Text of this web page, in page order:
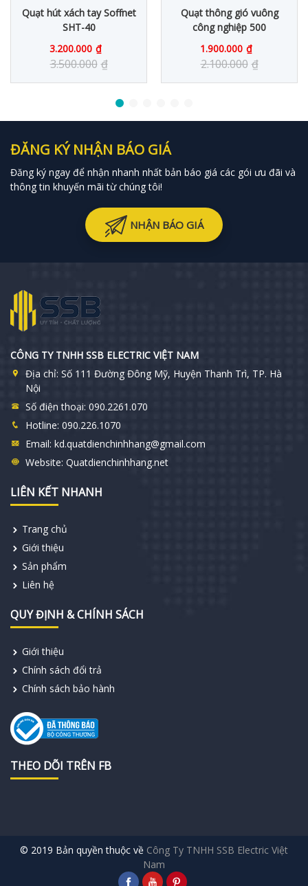
Quạt hút xách tay Soffnet
SHT-40
3.200.000 ₫
3.500.000 ₫
Quạt thông gió vuông
công nghiệp 500
1.900.000 ₫
2.100.000 ₫
ĐĂNG KÝ NHẬN BÁO GIÁ
Đăng ký ngay để nhận nhanh nhất bản báo giá các gói ưu đãi và
thông tin khuyến mãi từ chúng tôi!
NHẬN BÁO GIÁ
CÔNG TY TNHH SSB ELECTRIC VIỆT NAM
Địa chỉ: Số 111 Đường Đông Mỹ, Huyện Thanh Trì, TP. Hà
Nội
Số điện thoại: 090.2261.070
Hotline: 090.226.1070
Email: kd.quatdienchinhhang@gmail.com
Website: Quatdienchinhhang.net
LIÊN KẾT NHANH
Trang chủ
Giới thiệu
Sản phẩm
Liên hệ
QUY ĐỊNH & CHÍNH SÁCH
Giới thiệu
Chính sách đổi trả
Chính sách bảo hành
THEO DÕI TRÊN FB
© 2019 Bản quyền thuộc về Công Ty TNHH SSB Electric Việt
Nam